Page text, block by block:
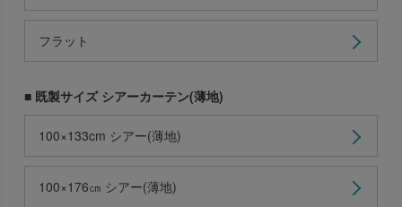
フラット
■ 既製サイズ シアーカーテン(薄地)
100×133cm シアー(薄地)
100×176㎝ シアー(薄地)